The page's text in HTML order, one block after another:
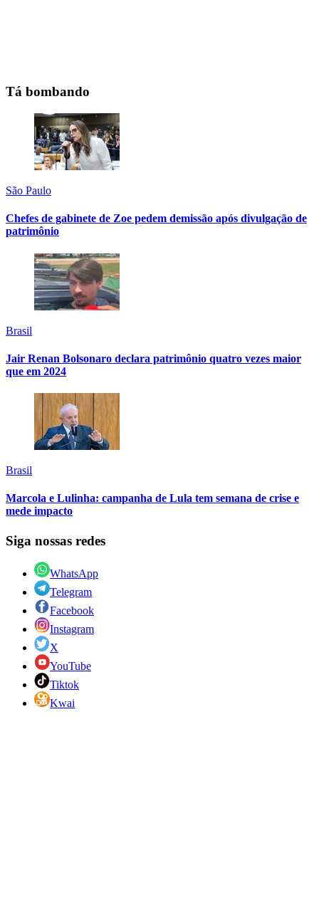
Tá bombando
São Paulo
Chefes de gabinete de Zoe pedem demissão após divulgação de
patrimônio
Brasil
Jair Renan Bolsonaro declara patrimônio quatro vezes maior
que em 2024
Brasil
Marcola e Lulinha: campanha de Lula tem semana de crise e
mede impacto
Siga nossas redes
WhatsApp
Telegram
Facebook
Instagram
X
YouTube
Tiktok
Kwai